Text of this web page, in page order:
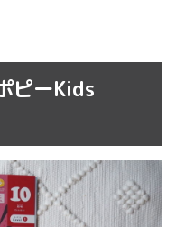
ピーKids